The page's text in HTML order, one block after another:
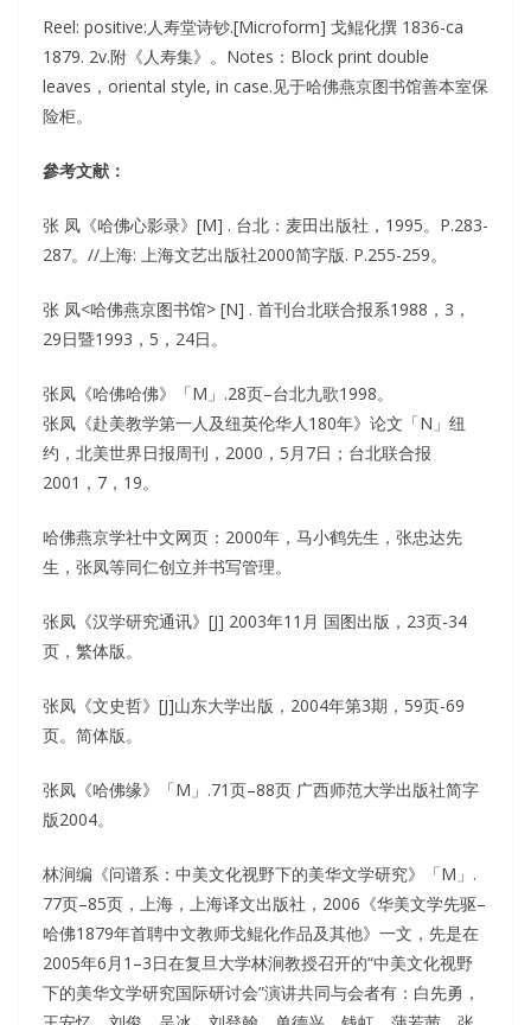
Reel: positive:人寿堂诗钞.[Microform] 戈鲲化撰 1836-ca
1879. 2v.附《人寿集》。Notes：Block print double
leaves，oriental style, in case.见于哈佛燕京图书馆善本室保
险柜。
參考文献：
张 凤《哈佛心影录》[M] . 台北：麦田出版社，1995。P.283-
287。//上海: 上海文艺出版社2000简字版. P.255-259。
张 凤<哈佛燕京图书馆> [N] . 首刊台北联合报系1988，3，
29日暨1993，5，24日。
张凤《哈佛哈佛》「M」.28页–台北九歌1998。
张凤《赴美教学第一人及纽英伦华人180年》论文「N」纽
约，北美世界日报周刊，2000，5月7日；台北联合报
2001，7，19。
哈佛燕京学社中文网页：2000年，马小鹤先生，张忠达先
生，张凤等同仁创立并书写管理。
张凤《汉学研究通讯》[J] 2003年11月 国图出版，23页-34
页，繁体版。
张凤《文史哲》[J]山东大学出版，2004年第3期，59页-69
页。简体版。
张凤《哈佛缘》「M」.71页–88页 广西师范大学出版社简字
版2004。
林涧编《问谱系：中美文化视野下的美华文学研究》「M」.
77页–85页，上海，上海译文出版社，2006《华美文学先驱–
哈佛1879年首聘中文教师戈鲲化作品及其他》一文，先是在
2005年6月1–3日在复旦大学林涧教授召开的“中美文化视野
下的美华文学研究国际研讨会”演讲共同与会者有：白先勇，